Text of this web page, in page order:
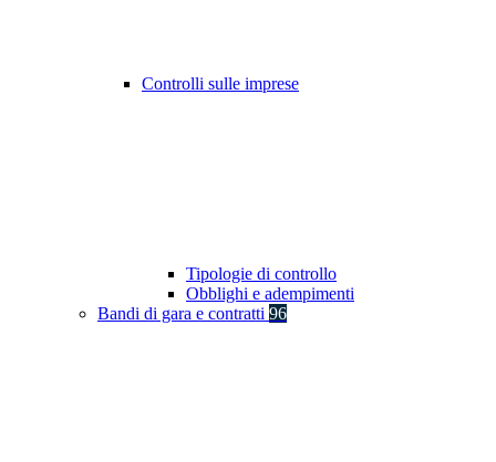
Controlli sulle imprese
Tipologie di controllo
Obblighi e adempimenti
Bandi di gara e contratti 96